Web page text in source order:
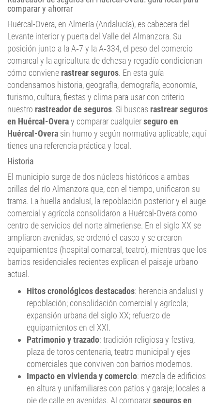
Huércal-Overa, en Almería (Andalucía), es cabecera del
Levante interior y puerta del Valle del Almanzora. Su
posición junto a la A‑7 y la A‑334, el peso del comercio
comarcal y la agricultura de dehesa y regadío condicionan
cómo convienerastrear seguros. En esta guía
condensamos historia, geografía, demografía, economía,
turismo, cultura, fiestas y clima para usar con criterio
nuestro rastreador de seguros . Si buscasrastrear seguros
en Huércal-Overay comparar cualquierseguro en
Huércal-Overasin humo y según normativa aplicable, aquí
tienes una referencia práctica y local.
Historia
El municipio surge de dos núcleos históricos a ambas
orillas del río Almanzora que, con el tiempo, unificaron su
trama. La huella andalusí, la repoblación posterior y el auge
comercial y agrícola consolidaron a Huércal-Overa como
centro de servicios del norte almeriense. En el siglo XX se
ampliaron avenidas, se ordenó el casco y se crearon
equipamientos (hospital comarcal, teatro), mientras que los
barrios residenciales recientes explican el paisaje urbano
actual.
Hitos cronológicos destacados
repoblación; consolidación comercial y agrícola;
expansión urbana del siglo XX; refuerzo de
equipamientos en el XXI.
Patrimonio y trazado: tradición religiosa y festiva,
plaza de toros centenaria, teatro municipal y ejes
comerciales que conviven con barrios modernos.
Impacto en vivienda y comercio: mezcla de edificios
en altura y unifamiliares con patios y garaje; locales a
pie de calle en avenidas. Al comparar seguros en
Huércal-Overa , conviene atender a continente,